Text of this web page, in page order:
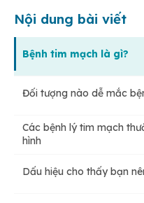
Nội dung bài viết
Bệnh tim mạch là gì?
Đối tượng nào dễ mắc
Các bệnh lý tim mạch
hình
Rối loạn nhịp tim
Dấu hiệu cho thấy bạn